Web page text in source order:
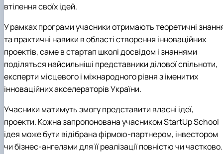
втілення своїх ідей.
У рамках програми учасники отримають теоретичні
та практичні навики в області створення інноваційних
проектів, саме в стартап школі досвідом і знаннями
поділяться найсильніші представники ділової спільноти,
експерти місцевого і міжнародного рівня з іменитих
інноваційних акселераторів України.
Учасники матимуть змогу представити власні ідеї,
проекти. Кожна запропонована учасником StartUp School
ідея може бути відібрана фірмою-партнером, інвестором
чи бізнес-ангелами для її реалізації повністю чи частково.